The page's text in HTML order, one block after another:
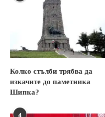
Колко стълби трябва да
изкачите до паметника
Шипка?
4